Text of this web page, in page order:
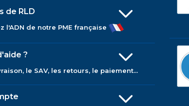
de RLD
l'ADN de notre PME française
?
le SAV, les retours, le paiement...